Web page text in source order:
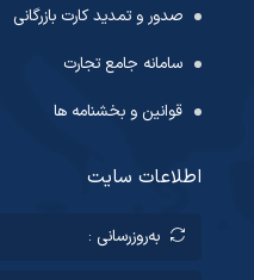
صدور و تمدید کارت بازرگانی
سامانه جامع تجارت
قوانین و بخشنامه ها
اطلاعات سایت
به‌روزرسانی :